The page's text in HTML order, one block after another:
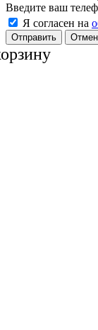
Введите ваш
Я согласен на